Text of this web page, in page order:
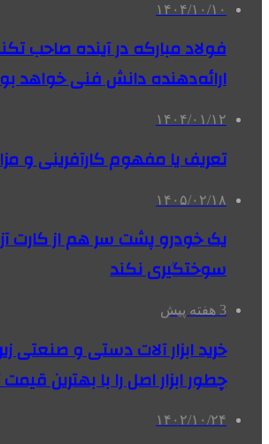
۱۴۰۴/۱۰/۱۰
فولاد مبارکه در آینده صاحب
ارائه‌دهنده دانش فنی خواهد
۱۴۰۴/۰۱/۱۲
تعریف یا مفهوم کارآفرینی و
۱۴۰۵/۰۲/۱۸
یک خودرو پشت سر هم از کارت
سوختگیری نکند
3 هفته پیش
خرید ابزار آلات دستی و صنعتی
چطور ابزار اصل را با بهترین
۱۴۰۲/۱۰/۲۴